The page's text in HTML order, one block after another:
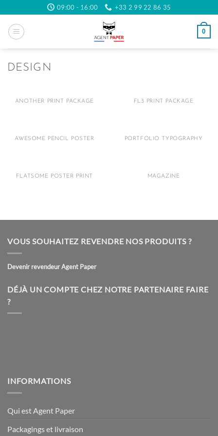
au
contenu
09:00 - 16:00 +33 2 99 22 86 35
0
DESIGN
ANOTHER PRINT PACKAGE FL3 PRINT PACKAGE
AWESOME PENCIL POSTER PORTFOLIO TYPOGRAPHY
FLATSOME POSTER PRINT MAGAZINE
VOUS SOUHAITEZ REVENDRE NOS PRODUITS ?
Devenir revendeur Agent Paper
DÉJÀ UN COMPTE CHEZ NOTRE PARTENAIRE FAIRE
?
INFORMATIONS
Qui est Agent Paper
Packagings et livraison